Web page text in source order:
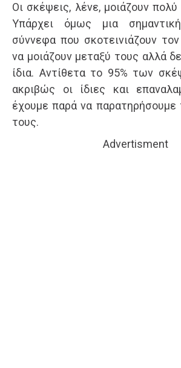
Οι σκέψεις, λένε, μοιάζουν
Υπάρχει όμως μια
σύννεφα που σκοτεινιάζουν
να μοιάζουν μεταξύ τους αλλά
ίδια. Αντίθετα το 95% των
ακριβώς οι ίδιες και
έχουμε παρά να παρατηρήσουμε
τους.
Advertisment